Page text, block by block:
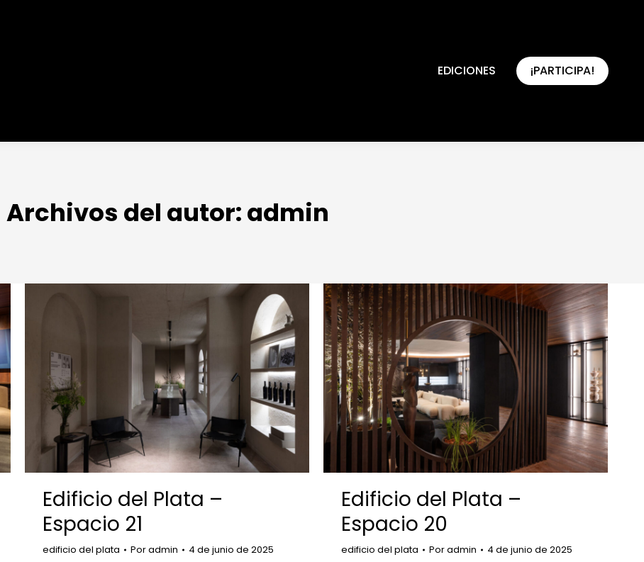
EDICIONES ¡PARTICIPA!
Archivos del autor:admin
Edificio del Plata –
Espacio 21
edificio del plata Poradmin 4 de junio de 2025
Edificio del Plata –
Espacio 20
edificio del plata Poradmin 4 de junio de 2025